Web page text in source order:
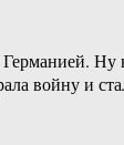
войну и